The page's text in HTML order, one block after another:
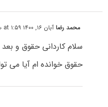
محمد رضاآبان ۱۶, ۱۴۰۰ at ۱:۵۹ ب٫ظ
سلام کاردانی حقوق و بعد
حقوق خوانده ام آیا می